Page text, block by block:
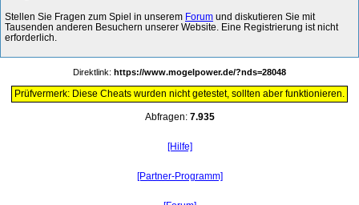
Stellen Sie Fragen zum Spiel in unserem Forum und diskutieren Sie mit
Tausenden anderen Besuchern unserer Website. Eine Registrierung ist nicht
erforderlich.
Direktlink: https://www.mogelpower.de/?nds=28048
Prüfvermerk: Diese Cheats wurden nicht getestet, sollten aber funktionieren.
Abfragen: 7.935
[Hilfe]
[Partner-Programm]